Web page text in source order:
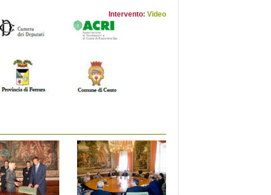
Intervento: Video